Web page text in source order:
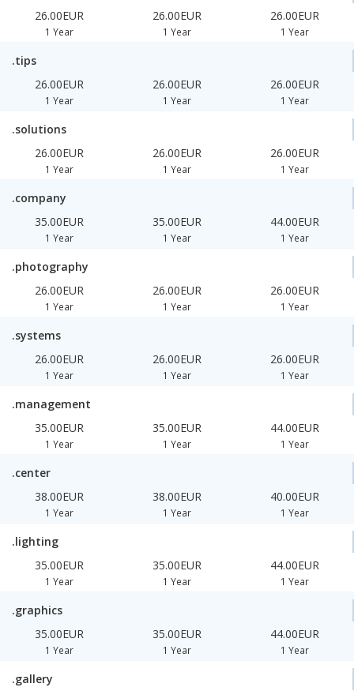
26.00EUR
1 Year
26.00EUR
1 Year
26.00EUR
1 Year
.tips
26.00EUR
1 Year
26.00EUR
1 Year
26.00EUR
1 Year
.solutions
26.00EUR
1 Year
26.00EUR
1 Year
26.00EUR
1 Year
.company
35.00EUR
1 Year
35.00EUR
1 Year
44.00EUR
1 Year
.photography
26.00EUR
1 Year
26.00EUR
1 Year
26.00EUR
1 Year
.systems
26.00EUR
1 Year
26.00EUR
1 Year
26.00EUR
1 Year
.management
35.00EUR
1 Year
35.00EUR
1 Year
44.00EUR
1 Year
.center
38.00EUR
1 Year
38.00EUR
1 Year
40.00EUR
1 Year
.lighting
35.00EUR
1 Year
35.00EUR
1 Year
44.00EUR
1 Year
.graphics
35.00EUR
1 Year
35.00EUR
1 Year
44.00EUR
1 Year
.gallery